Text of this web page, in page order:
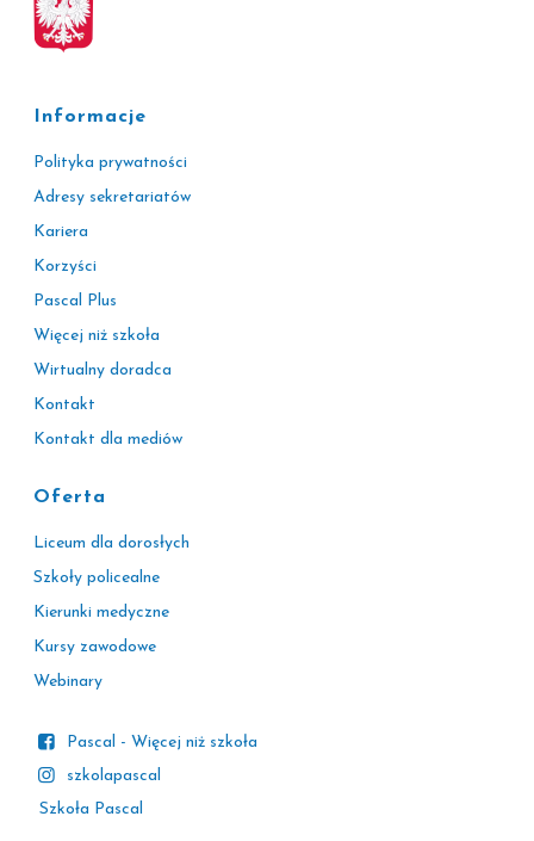
Informacje
Polityka prywatności
Adresy sekretariatów
Kariera
Korzyści
Pascal Plus
Więcej niż szkoła
Wirtualny doradca
Kontakt
Kontakt dla mediów
Oferta
Liceum dla dorosłych
Szkoły policealne
Kierunki medyczne
Kursy zawodowe
Webinary
Pascal - Więcej niż szkoła
szkolapascal
Szkoła Pascal